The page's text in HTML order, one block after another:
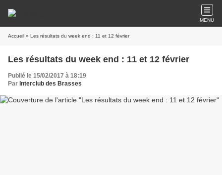
MENU
Accueil » Les résultats du week end : 11 et 12 février
Les résultats du week end : 11 et 12 février
Publié le 15/02/2017 à 18:19
Par Interclub des Brasses